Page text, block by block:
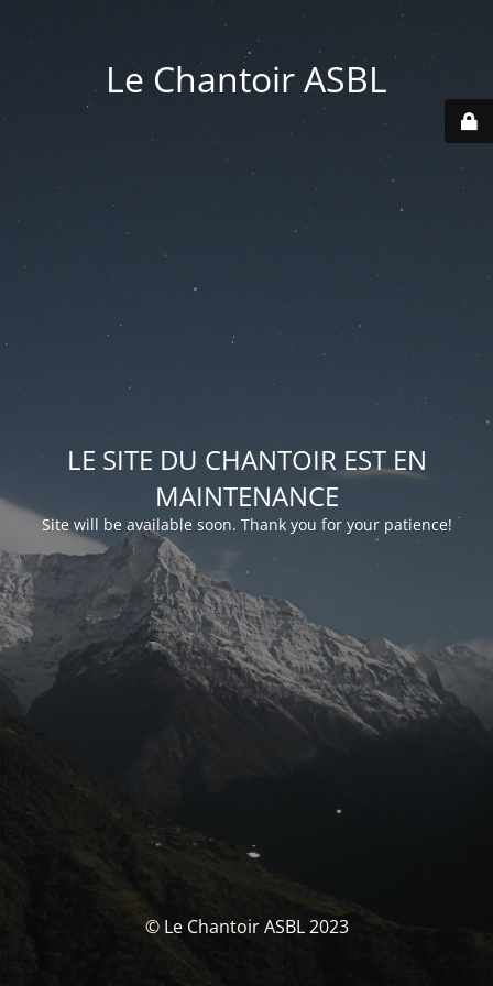
Le Chantoir ASBL
LE SITE DU CHANTOIR EST EN
MAINTENANCE
Site will be available soon. Thank you for your patience!
© Le Chantoir ASBL 2023